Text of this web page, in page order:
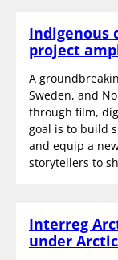
Indigenous
project
A
Sweden, and
through film,
goal is to build
and equip a
storytellers to
Interreg
under